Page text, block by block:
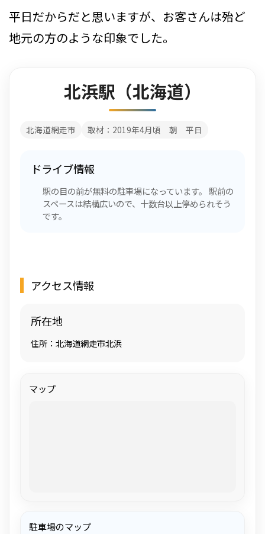
平日だからだと思いますが、お客さんは殆ど
地元の方のような印象でした。
北浜駅（北海道）
北海道網走市 取材：2019年4月頃 朝 平日
ドライブ情報
駅の目の前が無料の駐車場になっています。 駅前の
スペースは結構広いので、十数台以上停められそう
です。
アクセス情報
所在地
住所：北海道網走市北浜
マップ
駐車場のマップ